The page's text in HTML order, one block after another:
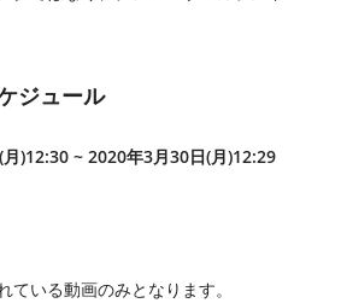
ジュール
)12:30 ~ 2020年3月30日(月)12:29
ている動画のみとなります。